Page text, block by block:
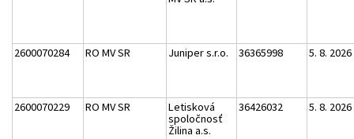
2600070284 RO MV SR Juniper s.r.o. 36365998 5. 8. 2026
2600070229 RO MV SR
Letisková
spoločnosť
Žilina a.s.
36426032 5. 8. 2026